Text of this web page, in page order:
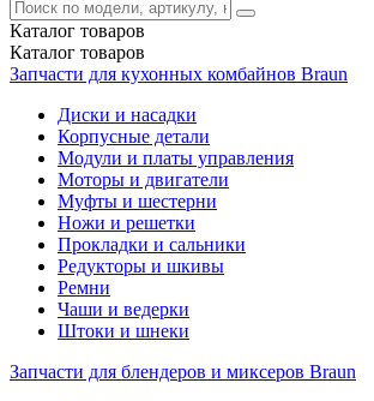
Каталог товаров
Каталог товаров
Запчасти для кухонных комбайнов Braun
Диски и насадки
Корпусные детали
Модули и платы управления
Моторы и двигатели
Муфты и шестерни
Ножи и решетки
Прокладки и сальники
Редукторы и шкивы
Ремни
Чаши и ведерки
Штоки и шнеки
Запчасти для блендеров и миксеров Braun